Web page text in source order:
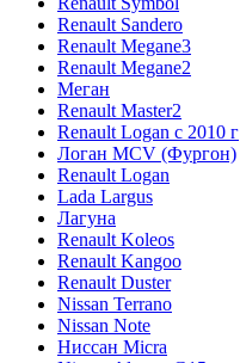
Renault Sandero
Renault Megane3
Renault Megane2
Меган
Renault Master2
Renault Logan c 2010 г
Логан МСV (Фургон)
Renault Logan
Lada Largus
Лагуна
Renault Koleos
Renault Kangoo
Renault Duster
Nissan Terrano
Nissan Note
Ниссан Micra